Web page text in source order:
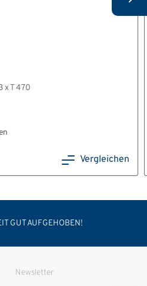
x T 470
Vergleichen
GUT AUFGEHOBEN!
Newsletter